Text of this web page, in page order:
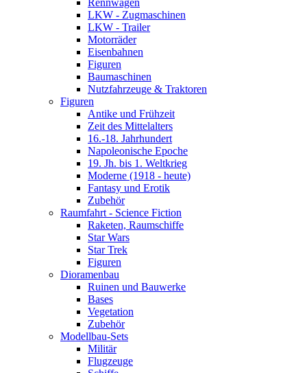
Rennwagen
LKW - Zugmaschinen
LKW - Trailer
Motorräder
Eisenbahnen
Figuren
Baumaschinen
Nutzfahrzeuge & Traktoren
Figuren
Antike und Frühzeit
Zeit des Mittelalters
16.-18. Jahrhundert
Napoleonische Epoche
19. Jh. bis 1. Weltkrieg
Moderne (1918 - heute)
Fantasy und Erotik
Zubehör
Raumfahrt - Science Fiction
Raketen, Raumschiffe
Star Wars
Star Trek
Figuren
Dioramenbau
Ruinen und Bauwerke
Bases
Vegetation
Zubehör
Modellbau-Sets
Militär
Flugzeuge